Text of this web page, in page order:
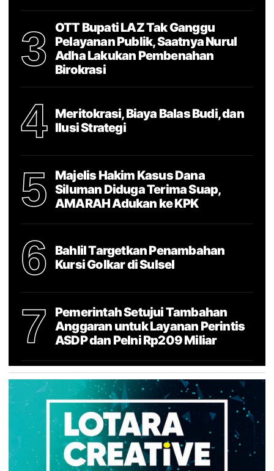
3
OTT Bupati LAZ Tak Ganggu
Pelayanan Publik, Saatnya Nurul
Adha Lakukan Pembenahan
Birokrasi
4
Meritokrasi, Biaya Balas Budi, dan
Ilusi Strategi
5
Majelis Hakim Kasus Dana
Siluman Diduga Terima Suap,
AMARAH Adukan ke KPK
6
Bahlil Targetkan Penambahan
Kursi Golkar di Sulsel
7
Pemerintah Setujui Tambahan
Anggaran untuk Layanan Perintis
ASDP dan Pelni Rp209 Miliar